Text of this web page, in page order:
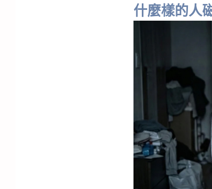
什麼樣的人